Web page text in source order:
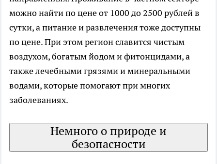
можно найти по цене от 1000 до 2500 рублей в
сутки, а питание и развлечения тоже доступны
по цене. При этом регион славится чистым
воздухом, богатым йодом и фитонцидами, а
также лечебными грязями и минеральными
водами, которые помогают при многих
заболеваниях.
Немного о природе и
безопасности